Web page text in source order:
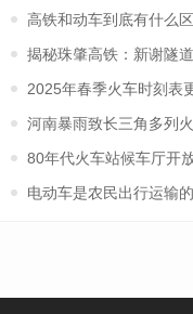
高铁和动车到底有什么
揭秘珠肇高铁：新谢隧
2025年春季火车时刻表
河南暴雨致长三角多列
80年代火车站候车厅开
电动车是农民出行运输